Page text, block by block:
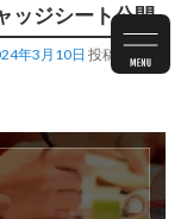
ッジシート公開
年3月10日 投稿者:staff